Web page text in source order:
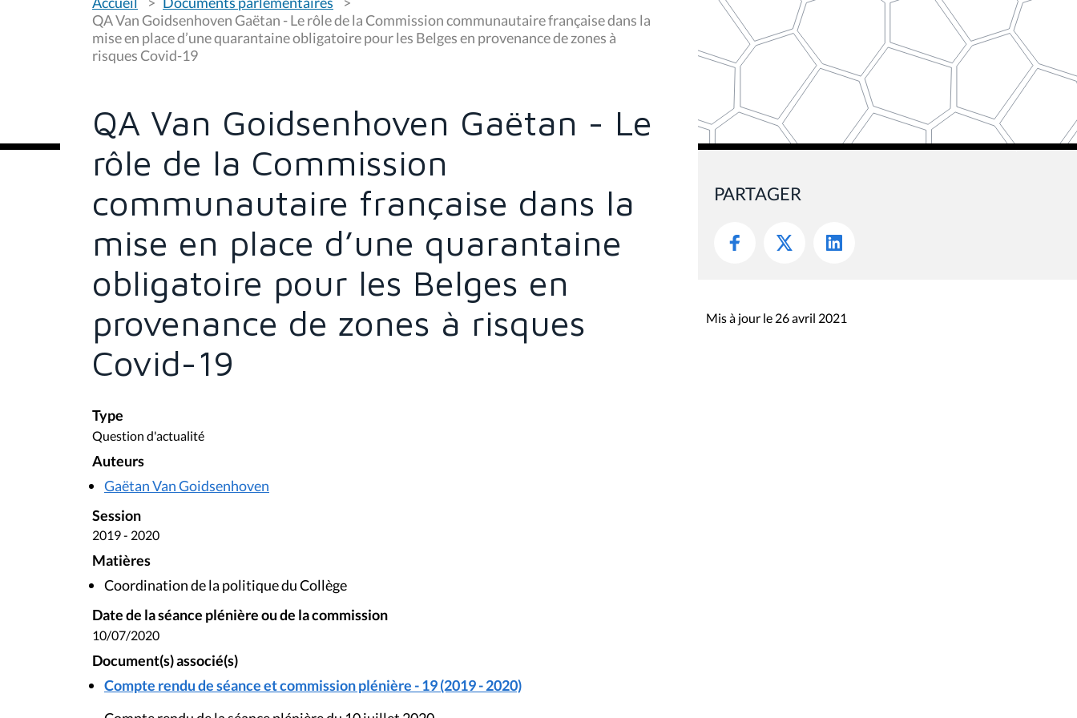
o
u
s
ê
t
QA Van Goidsenhoven Gaëtan - Le rôle de la Commission communautaire française dans la
mise en place d’une quarantaine obligatoire pour les Belges en provenance de zones à
risques Covid-19
QA Van Goidsenhoven Gaëtan - Le
rôle de la Commission
communautaire française dans la
mise en place d’une quarantaine
obligatoire pour les Belges en
provenance de zones à risques
Covid-19
Type
Question d'actualité
Auteurs
Gaëtan Van Goidsenhoven
Session
2019 - 2020
Matières
Coordination de la politique du Collège
Date de la séance plénière ou de la commission
10/07/2020
Document(s) associé(s)
Compte rendu de séance et commission plénière - 19 (2019 - 2020)
PARTAGER
Mis à jour le 26 avril 2021